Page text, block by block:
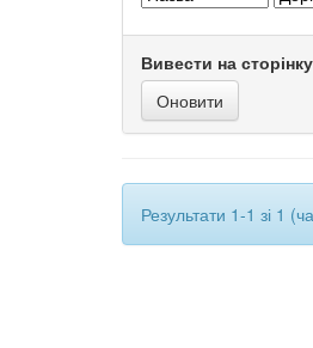
Вивести на сторінку
Результати 1-1 зі 1